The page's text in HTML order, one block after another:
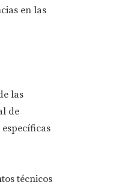
en las
las
de
técnicos